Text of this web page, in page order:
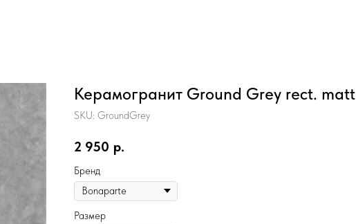
Керамогранит Ground Grey rect. matt
SKU: GroundGrey
2 950 р.
Бренд
Размер